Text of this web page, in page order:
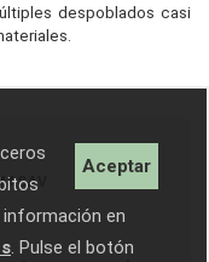
despoblados casi
Aceptar
información en
. Pulse el botón